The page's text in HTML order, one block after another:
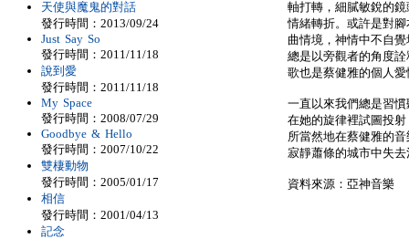
軸打轉，細膩敏銳的
情緒轉折。或許是對
曲情境，神情中不自
總是以旁觀者的角度
歌也是蔡健雅的個人
一直以來我們總是習
在她的旋律裡試圖投
所當然地在蔡健雅的
寂靜蕭條的城市中失去
資料來源：亞神音樂
天使與魔鬼的對話
發行時間：2013/09/24
Just Say So
發行時間：2011/11/18
說到愛
發行時間：2011/11/18
My Space
發行時間：2008/07/29
Goodbye & Hello
發行時間：2007/10/22
雙棲動物
發行時間：2005/01/17
相信
發行時間：2001/04/13
記念